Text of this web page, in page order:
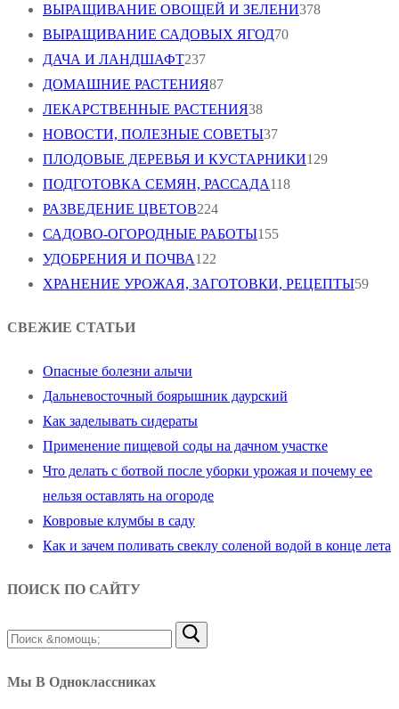
ВЫРАЩИВАНИЕ ОВОЩЕЙ И ЗЕЛЕНИ378
ВЫРАЩИВАНИЕ САДОВЫХ ЯГОД70
ДАЧА И ЛАНДШАФТ237
ДОМАШНИЕ РАСТЕНИЯ87
ЛЕКАРСТВЕННЫЕ РАСТЕНИЯ38
НОВОСТИ, ПОЛЕЗНЫЕ СОВЕТЫ37
ПЛОДОВЫЕ ДЕРЕВЬЯ И КУСТАРНИКИ129
ПОДГОТОВКА СЕМЯН, РАССАДА118
РАЗВЕДЕНИЕ ЦВЕТОВ224
САДОВО-ОГОРОДНЫЕ РАБОТЫ155
УДОБРЕНИЯ И ПОЧВА122
ХРАНЕНИЕ УРОЖАЯ, ЗАГОТОВКИ, РЕЦЕПТЫ59
СВЕЖИЕ СТАТЬИ
Опасные болезни алычи
Дальневосточный боярышник даурский
Как заделывать сидераты
Применение пищевой соды на дачном участке
Что делать с ботвой после уборки урожая и почему ее
нельзя оставлять на огороде
Ковровые клумбы в саду
Как и зачем поливать свеклу соленой водой в конце лета
ПОИСК ПО САЙТУ
Найти:
Мы В Одноклассниках